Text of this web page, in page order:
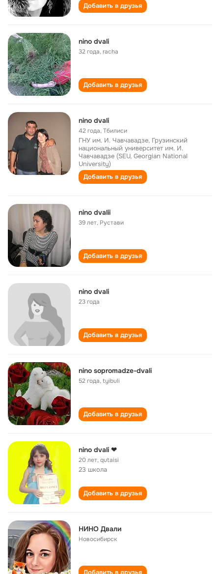
Добавить в друзья
nino dvali
32 года,racha
Добавить в друзья
nino dvali
42 года,Тбилиси
ГНУ им. И. Чавчавадзе, Грузинский
национальный университет им. И.
Чавчавадзе (SEU, Georgian National
University)
Добавить в друзья
nino dvalii
39 лет, Рустави
Добавить в друзья
nino dvali
23 года
Добавить в друзья
nino sopromadze-dvali
52 года,tyibuli
Добавить в друзья
nino dvali ❤
20 лет,qutaisi
23 школа
Добавить в друзья
НИНО Двали
Новосибирск
Добавить в друзья